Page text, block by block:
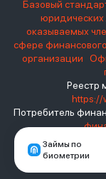
Займы по
биометрии
Базовый
юридических
оказываемых
сфере
организации
Реестр
https://
Потребитель
Место
дом
взять займ -